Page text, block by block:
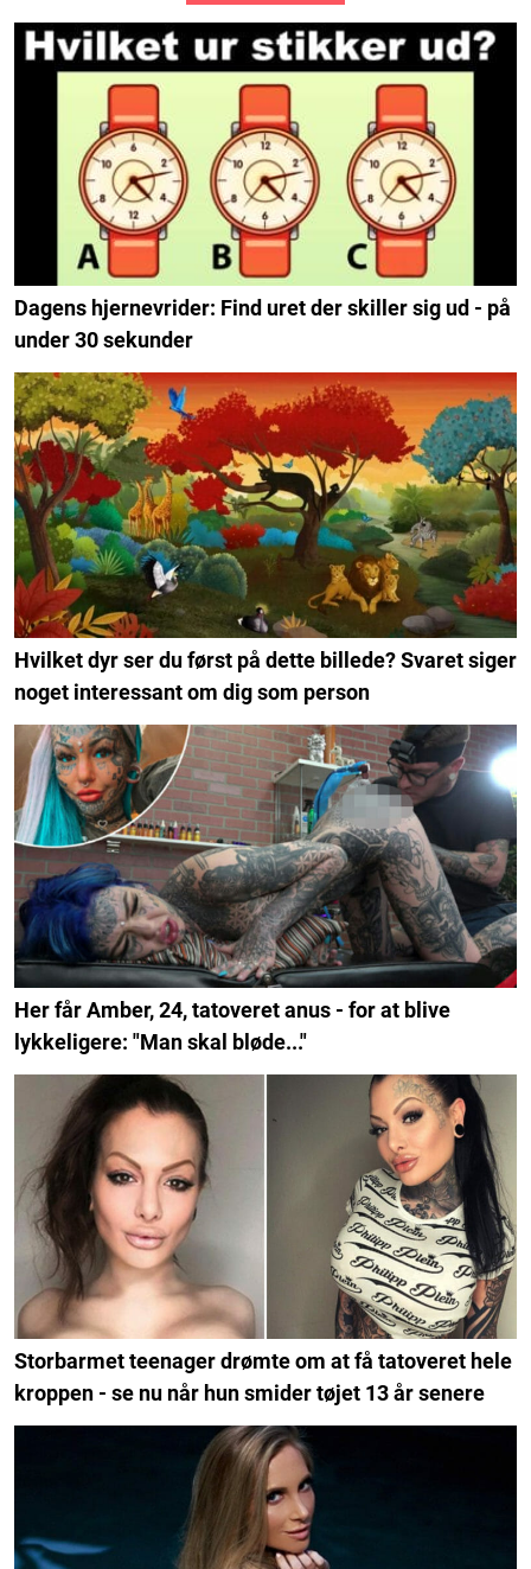
Dagens hjernevrider: Find uret der skiller sig ud - på
under 30 sekunder
Hvilket dyr ser du først på dette billede? Svaret siger
noget interessant om dig som person
Her får Amber, 24, tatoveret anus - for at blive
lykkeligere: "Man skal bløde..."
Storbarmet teenager drømte om at få tatoveret hele
kroppen - se nu når hun smider tøjet 13 år senere